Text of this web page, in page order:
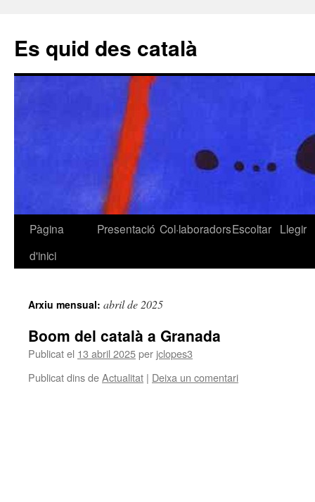
Es quid des català
Vés
Pàgina
d'inici
Presentació Col·laboradorsEscoltar Llegir
Arxiu mensual: abril de 2025
Boom del català a Granada
Publicat el 13 abril 2025per jclopes3
Publicat dins deActualitat | Deixa un comentari